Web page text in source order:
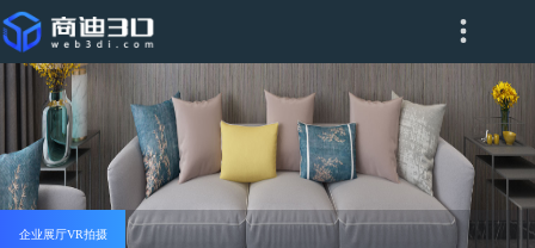
企业展厅VR拍摄